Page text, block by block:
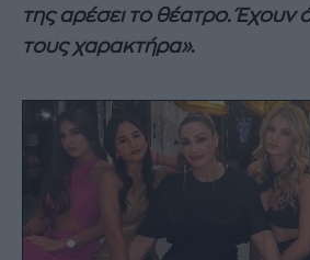
της αρέσει το θέατρο. Έχουν
τους χαρακτήρα».